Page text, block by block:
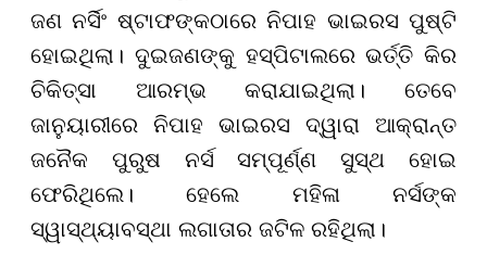
ଜଣ ନର୍ସିଂ ଷ୍ଟାଫଙ୍କଠାରେ ନିପାହ ଭାଇରସ ପୁଷ୍ଟି
ହୋଇଥିଲା। ଦୁଇଜଣଙ୍କୁ ହସ୍ପିଟାଲରେ ଭର୍ତ୍ତି କିର
ଚିକିତ୍ସା ଆରମ୍ଭ କରାଯାଇଥିଲା। ତେବେ
ଜାନୁୟାରୀରେ ନିପାହ ଭାଇରସ ଦ୍ୱାରା ଆକ୍ରାନ୍ତ
ଜନୈକ ପୁରୁଷ ନର୍ସ ସମ୍ପୂର୍ଣ୍ଣ ସୁସ୍ଥ ହୋଇ
ଫେରିଥିଲେ। ହେଲେ ମହିଳା ନର୍ସଙ୍କ
ସ୍ୱାସ୍ଥ୍ୟାବସ୍ଥା ଲଗାତାର ଜଟିଳ ରହିଥିଲା।